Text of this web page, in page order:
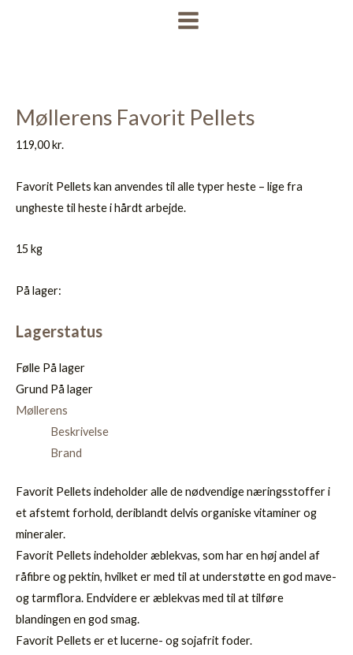
MAIN
Møllerens Favorit Pellets
119,00kr.
Favorit Pellets kan anvendes til alle typer heste – lige fra
ungheste til heste i hårdt arbejde.
15 kg
På lager:
Lagerstatus
Følle På lager
Grund På lager
Møllerens
Beskrivelse
Brand
Favorit Pellets indeholder alle de nødvendige næringsstoffer i
et afstemt forhold, deriblandt delvis organiske vitaminer og
mineraler.
Favorit Pellets indeholder æblekvas, som har en høj andel af
råfibre og pektin, hvilket er med til at understøtte en god mave-
og tarmflora. Endvidere er æblekvas med til at tilføre
blandingen en god smag.
Favorit Pellets er et lucerne- og sojafrit foder.